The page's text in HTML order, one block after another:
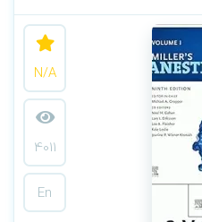
N/A
4011
En